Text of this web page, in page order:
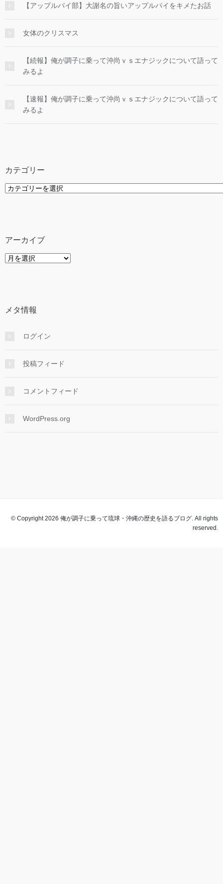
【アップルパイ部】大謝名の旨いアップルパイをキメたお話
女体のクリスマス
【続報】俺が調子に乗って沖尚ｖｓエナジックについて語って
みるよ
【速報】俺が調子に乗って沖尚ｖｓエナジックについて語って
みるよ
カテゴリー
カ
アーカイブ
ア
メタ情報
ログイン
投稿フィード
コメントフィード
WordPress.org
© Copyright 2026 俺が調子に乗って琉球・沖縄の歴史を語るブログ. All rights
reserved.